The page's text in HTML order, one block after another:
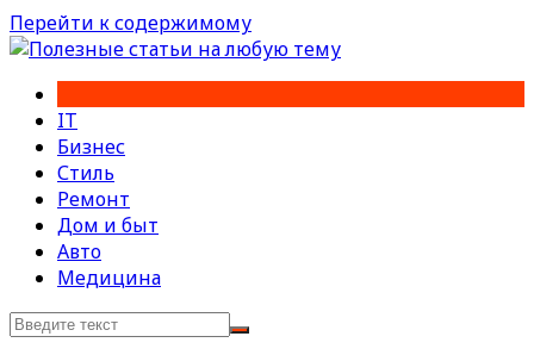
Перейти к содержимому
IT
Бизнес
Стиль
Ремонт
Дом и быт
Авто
Медицина